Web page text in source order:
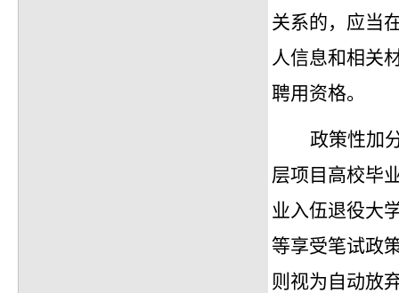
关系的，应当
人信息和相关
聘用资格。
政策性加
层项目高校毕
业入伍退役大
等享受笔试政
则视为自动放